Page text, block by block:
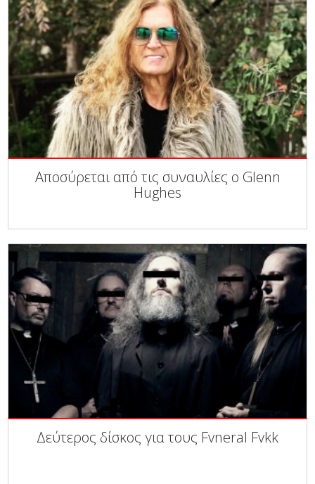
Αποσύρεται από τις συναυλίες ο Glenn
Hughes
Δεύτερος δίσκος για τους Fvneral Fvkk